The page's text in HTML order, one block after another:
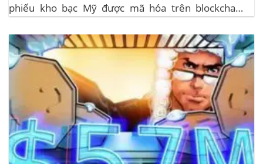
phiếu kho bạc Mỹ được mã hóa trên blockchain
không yêu cầu mức đầu tư tối thiểu. mTBILL được
bảo chứng bằng...